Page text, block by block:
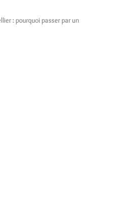
: pourquoi passer par un